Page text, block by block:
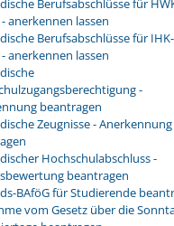
anerkennen lassen
Berufsabschlüsse für IHK-
anerkennen lassen
-
beantragen
Zeugnisse - Anerkennung
Hochschulabschluss -
beantragen
BAföG für Studierende
vom Gesetz über die